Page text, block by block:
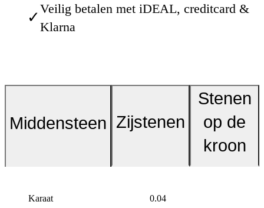
✓
Veilig betalen met iDEAL, creditcard &
Klarna
Middensteen Zijstenen
Stenen
op de
kroon
Karaat
0.04